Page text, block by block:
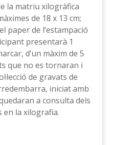
la matriu xilogràfica
de 18 x 13 cm;
paper de l’estampació
presentarà 1
d’un màxim de 5
que no es tornaran i
de gravats de
iniciat amb
a consulta dels
en la xilografia.